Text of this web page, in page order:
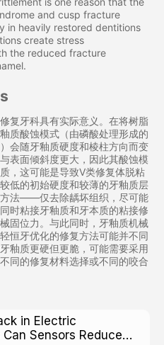
and cusp fracture
in heavily restored dentitions
create stress
the reduced fracture
复牙科具有实际意义。在将树脂
质酸蚀模式（由磷酸处理形成的
会随牙釉质硬度和棱柱方向而变
表面倾斜度更大，因此其酸蚀模
，这可能是导致V类修复体脱粘
低的初始硬度和较薄的牙釉质层
法——仅去除龋坏组织，尽可能
粘接牙釉质和牙本质的粘接修
固位力。与此同时，牙釉质机械
恒牙优化的修复方法可能并不同
釉质更硬但更脆，可能需要采用
同的修复材料选择或不同的咬合
in Electric
Sensors Reduce